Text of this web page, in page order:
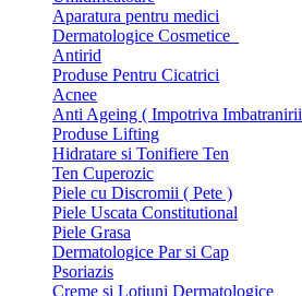
Aparatura pentru medici
Dermatologice Cosmetice
Antirid
Produse Pentru Cicatrici
Acnee
Anti Ageing ( Impotriva
Produse Lifting
Hidratare si Tonifiere Ten
Ten Cuperozic
Piele cu Discromii ( Pete )
Piele Uscata Constitutional
Piele Grasa
Dermatologice Par si Cap
Psoriazis
Creme si Lotiuni Dermatologice